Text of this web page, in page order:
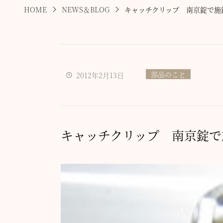
HOME NEWS＆BLOG キャッチクリップ 南京錠で施
2012年2月13日 部品のこと
キャッチクリップ 南京錠